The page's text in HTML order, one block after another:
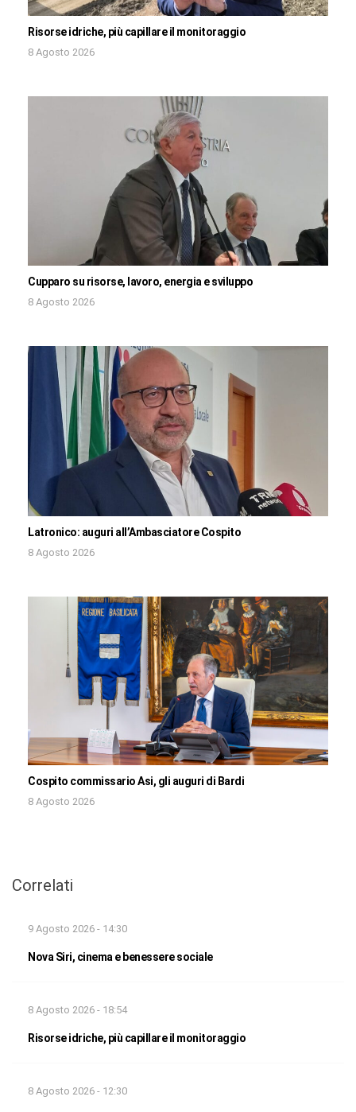
Risorse idriche, più capillare il monitoraggio
8 Agosto 2026
Cupparo su risorse, lavoro, energia e sviluppo
8 Agosto 2026
Latronico: auguri all’Ambasciatore Cospito
8 Agosto 2026
Cospito commissario Asi, gli auguri di Bardi
8 Agosto 2026
Correlati
9 Agosto 2026 - 14:30
Nova Siri, cinema e benessere sociale
8 Agosto 2026 - 18:54
Risorse idriche, più capillare il monitoraggio
8 Agosto 2026 - 12:30